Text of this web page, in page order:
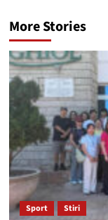
More Stories
Sport Stiri